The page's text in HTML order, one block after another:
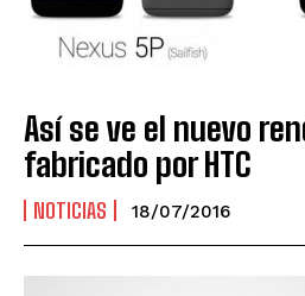
Así se ve el nuevo
fabricado por HTC
NOTICIAS 18/07/2016